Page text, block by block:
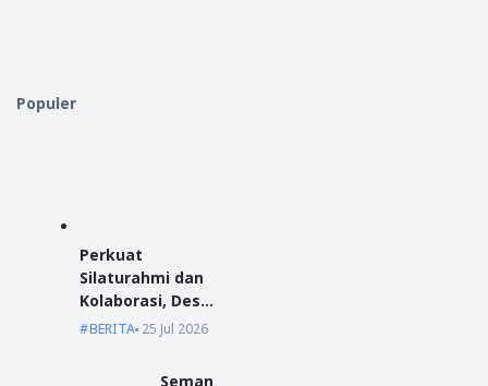
Populer
Perkuat
Silaturahmi dan
Kolaborasi, Desa
Antibar Sambut
BERITA 25 Jul 2026
Seman